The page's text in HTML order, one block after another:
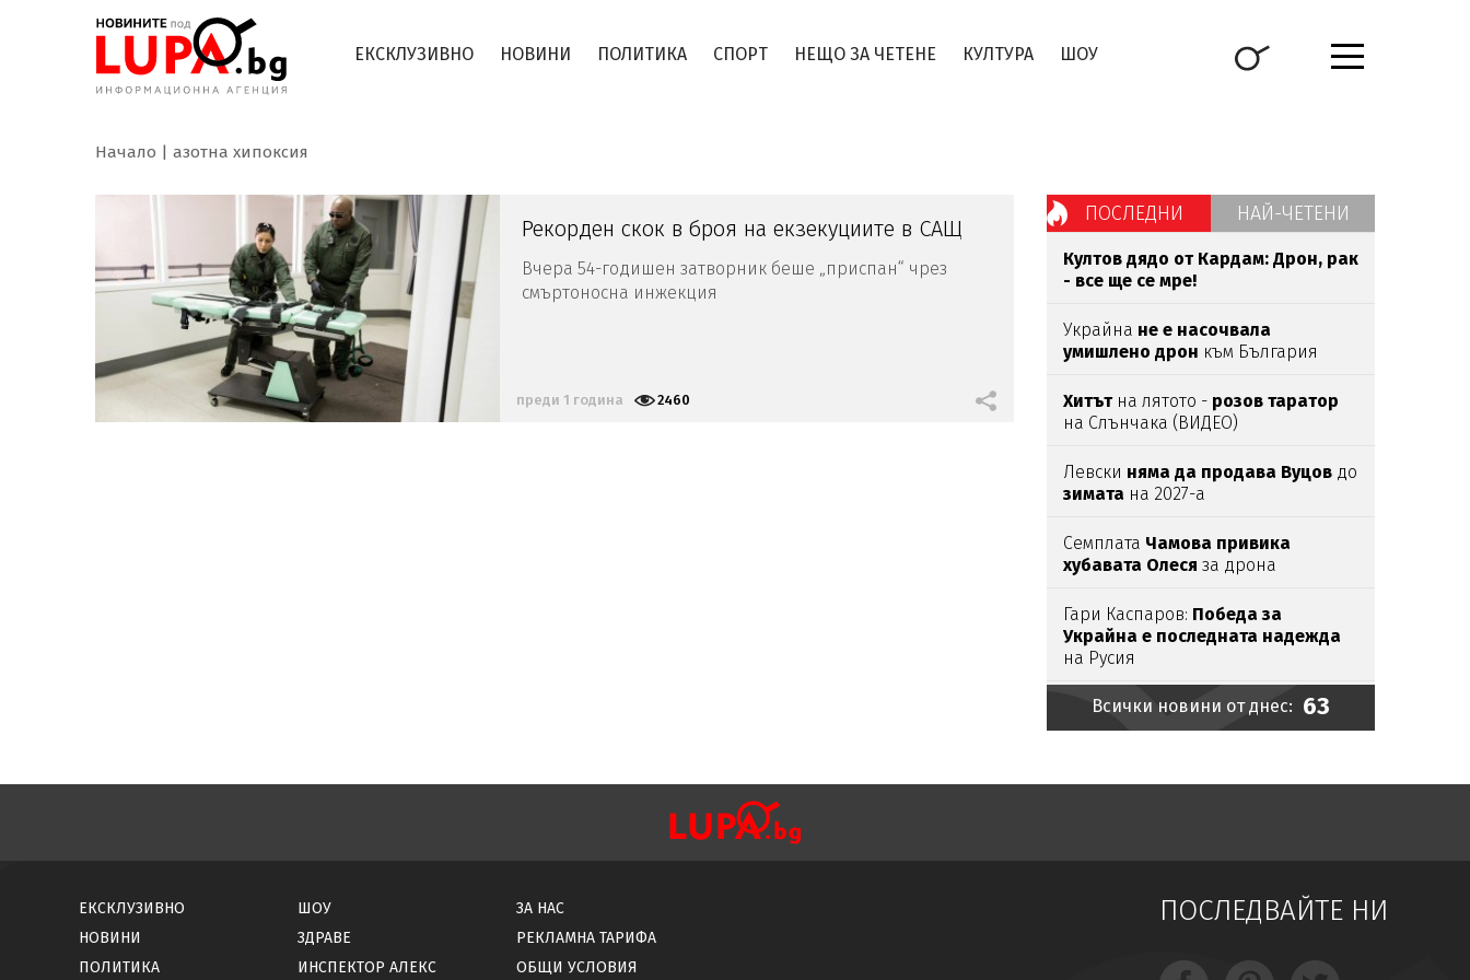
ЕКСКЛУЗИВНО НОВИНИ ПОЛИТИКА СПОРТ НЕЩО ЗА ЧЕТЕНЕ КУЛТУРА ШОУ
Начало азотна хипоксия
Рекорден скок в броя на екзекуциите в САЩ
Вчера 54-годишен затворник беше „приспан“ чрез
смъртоносна инжекция
преди 1 година 2460
ПОСЛЕДНИ НАЙ-ЧЕТЕНИ
Култов дядо от Кардам: Дрон, рак
- все ще се мре!
Украйна не е насочвала
умишлено дрон към България
Хитътна лятото - розов таратор
на Слънчака (ВИДЕО)
Левски няма да продава Вуцов до
зимата на 2027-а
Семплата Чамова привика
хубавата Олеся за дрона
Гари Каспаров: Победа за
Украйна е последната надежда
на Русия
Вижте каккупонясват с алкохол и
брадви тийн килъритеот
18-годишен
уби с кол чичо сив село Странско
Иван Шилето
Всички новини от днес: 63
ЕКСКЛУЗИВНО
НОВИНИ
ПОЛИТИКА
ШОУ
ЗДРАВЕ
ИНСПЕКТОР АЛЕКС
ЗА НАС
РЕКЛАМНА ТАРИФА
ОБЩИ УСЛОВИЯ
ПОСЛЕДВАЙТЕ НИ